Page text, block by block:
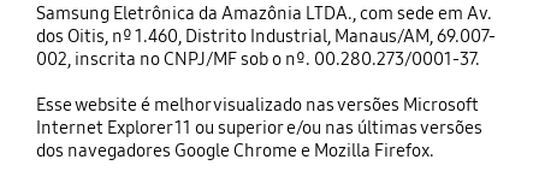
Samsung Eletrônica da Amazônia LTDA., com sede em Av.
dos Oitis, nº 1.460, Distrito Industrial, Manaus/AM, 69.007-
002, inscrita no CNPJ/MF sob o nº. 00.280.273/0001-37.
Esse website é melhor visualizado nas versões Microsoft
Internet Explorer 11 ou superior e/ou nas últimas versões
dos navegadores Google Chrome e Mozilla Firefox.